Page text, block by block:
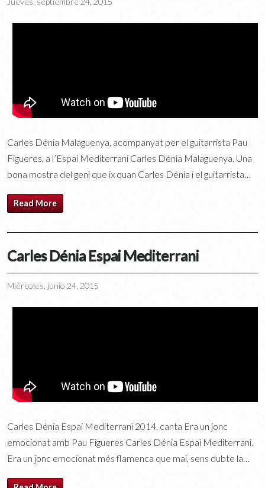
Carles Dénia Malaguenya, acompanyat per el guitarrista Pau
Figueres, a l’Espai Mediterrani Carles Dénia Malaguenya. Una
bona mostra del geni que ix quan Carles Dénia i el guitarrista…
Read More
Carles Dénia Espai Mediterrani
Miércoles, junio 24, 2015
Carles Dénia Espai Mediterrani 2014, canta Era un jonc
emocionat amb Pau Figueres Carles Dénia Espai Mediterrani.
Era un jonc emocionat més flamenca que mai, sens dubte la…